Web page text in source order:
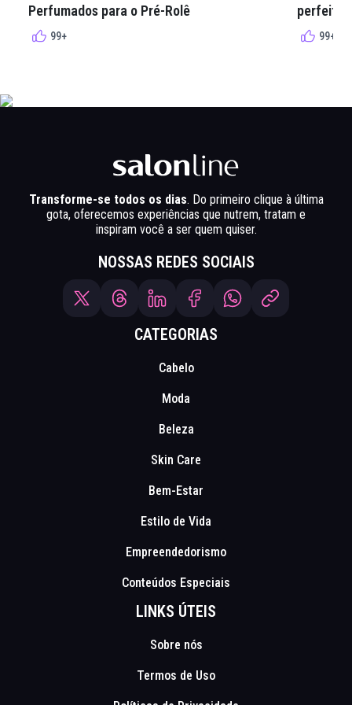
Perfumados para o Pré-Rolê
99+
perfeita
99+
Transforme-se todos os dias. Do primeiro clique à última
gota, oferecemos experiências que nutrem, tratam e
inspiram você a ser quem quiser.
NOSSAS REDES SOCIAIS
CATEGORIAS
Cabelo
Moda
Beleza
Skin Care
Bem-Estar
Estilo de Vida
Empreendedorismo
Conteúdos Especiais
LINKS ÚTEIS
Sobre nós
Termos de Uso